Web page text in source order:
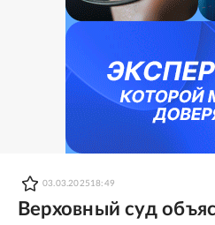
03.03.2025 18:49
Верховный суд